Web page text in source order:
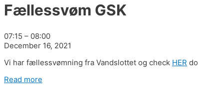
Fællessvøm GSK
Fællessvøm
GSK
07:15 – 08:00
December 16, 2021
Vi har fællessvømning fra Vandslottet og check HER
Read more